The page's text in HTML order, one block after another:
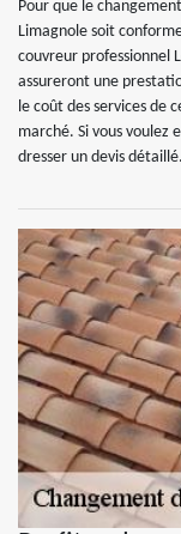
Pour que le
Limagnole soit
couvreur professionnel
assureront une
le coût des services de
marché. Si vous voulez
dresser un devis détaillé.